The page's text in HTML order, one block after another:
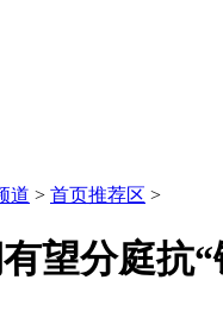
道 > 首页推荐区 >
望分庭抗